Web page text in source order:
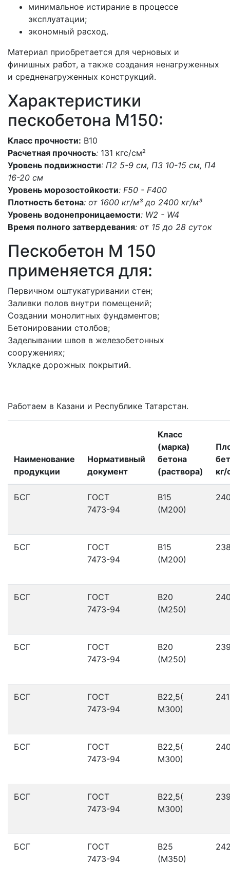
минимальное истирание в процессе
эксплуатации;
экономный расход.
Материал приобретается для черновых и
финишных работ, а также создания ненагруженных
и средненагруженных конструкций.
Характеристики
пескобетона M150:
Класс прочности: В10
Расчетная прочность: 131 кгс/см²
Уровень подвижности: П2 5-9 см, П3 10-15 см, П4
16-20 см
Уровень морозостойкости: F50 - F400
Плотность бетона: от 1600 кг/м³ до 2400 кг/м³
Уровень водонепроницаемости: W2 - W4
Время полного затвердевания: от 15 до 28 суток
Пескобетон M 150
применяется для:
Первичном оштукатуривании стен;
Заливки полов внутри помещений;
Создании монолитных фундаментов;
Бетонировании столбов;
Заделывании швов в железобетонных
сооружениях;
Укладке дорожных покрытий.
Работаем в Казани и Республике Татарстан.
Наименование
продукции
Нормативный
документ
Класс
(марка)
бетона
(раствора)
кг/
БСГ
ГОСТ
7473-94
В15
(М200)
БСГ
ГОСТ
7473-94
В15
(М200)
БСГ
ГОСТ
7473-94
В20
(М250)
БСГ
ГОСТ
7473-94
В20
(М250)
БСГ
ГОСТ
7473-94
В22,5(
М300)
БСГ
ГОСТ
7473-94
В22,5(
М300)
БСГ
ГОСТ
7473-94
В22,5(
М300)
БСГ
ГОСТ
7473-94
В25
(М350)